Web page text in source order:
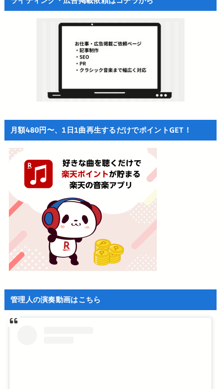
月額480円〜、1日1曲再生するだけでポイントGET！
管理人の演奏動画はこちら